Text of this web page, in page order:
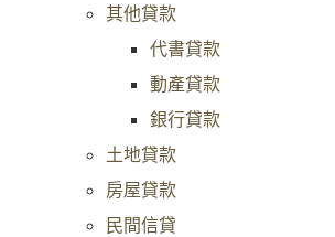
其他貸款
代書貸款
動產貸款
銀行貸款
土地貸款
房屋貸款
民間信貸